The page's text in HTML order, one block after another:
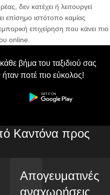
δεν κατέχει ή λειτουργεί
επίσημο ιστότοπο καμίας
επιχείρηση που κάνει πιο
online.
βήμα του ταξιδιού σας
ποτέ πιο εύκολος!
Καντόνα προς
Απογευματινές
αναχωρήσεις